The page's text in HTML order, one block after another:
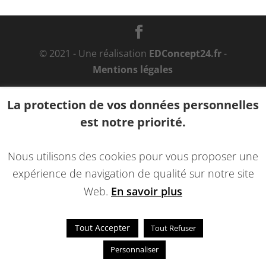
© 2021 - Une réalisation EDConcept24.fr-
Mentions légales
La protection de vos données personnelles
est notre priorité.
Nous utilisons des cookies pour vous proposer une
expérience de navigation de qualité sur notre site
Web. En savoir plus
Tout Accepter
Tout Refuser
Personnaliser